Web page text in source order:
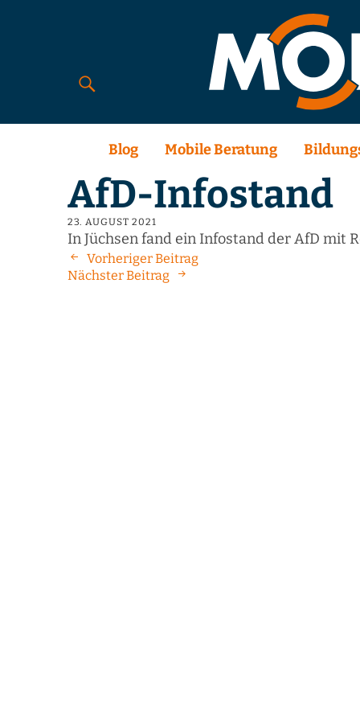
Blog Mobile Beratung
AfD-Infostand
23. AUGUST 2021
In Jüchsen fand ein Infostand der AfD mit
Vorheriger Beitrag
Nächster Beitrag